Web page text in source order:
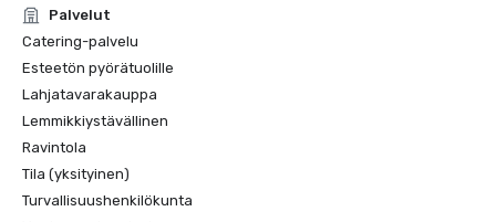
Unforgettable Caviar Experiences
•	SF Gate – Best of the Bay Area – 5 Top Best Hotels
•	Travelers’ Choice Awards -  Best of the Best
•	Destination I Do – One of the 6 Best LGBTQ+ Wedding
Destinations in US (top listing)
•	Insidehook – Best Hotel Bar in SF
•	SF Travel – Top Rated Luxury Hotels in SF
Palvelut
Catering-palvelu
Esteetön pyörätuolille
Lahjatavarakauppa
Lemmikkiystävällinen
Ravintola
Tila (yksityinen)
Turvallisuushenkilökunta